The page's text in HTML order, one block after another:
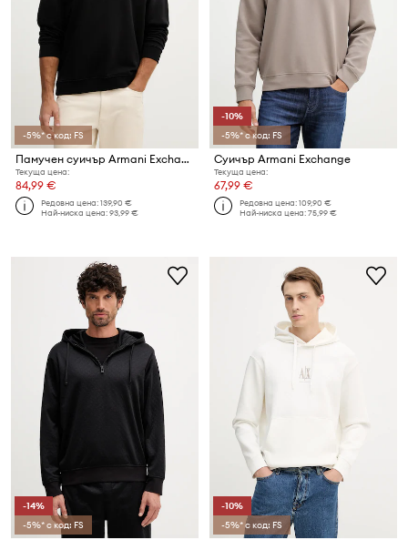
-5%* с код: FS
Памучен суичър Armani Exchange
Текуща цена:
84,99 €
Редовна цена:139,90 €
Най-ниска цена:93,99 €
-10%
-5%* с код: FS
Суичър Armani Exchange
Текуща цена:
67,99 €
Редовна цена:109,90 €
Най-ниска цена:75,99 €
-14%
-5%* с код: FS
-10%
-5%* с код: FS